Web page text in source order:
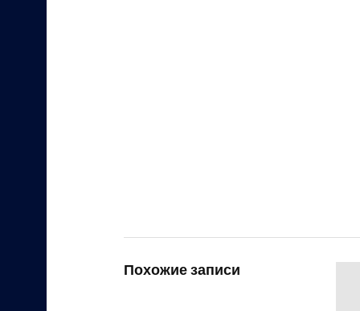
Похожие записи